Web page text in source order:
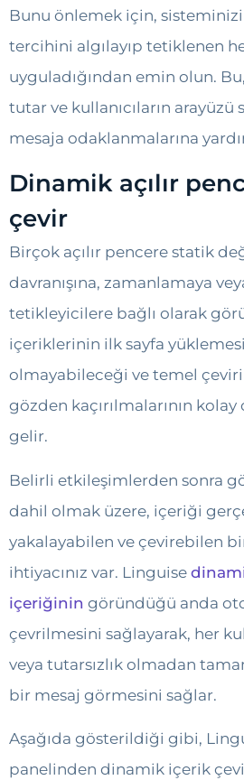
Bunu önlemek için,
tercihini algılayıp tetiklenen
uyguladığından emin olun.
tutar ve kullanıcıların
mesaja odaklanmalarına
Dinamik açılır
çevir
Birçok açılır pencere statik
davranışına, zamanlamaya
tetikleyicilere bağlı olarak
içeriklerinin ilk sayfa
olmayabileceği ve temel
gözden kaçırılmalarının
gelir.
Belirli etkileşimlerden sonra
dahil olmak üzere, içeriği
yakalayabilen ve çevirebilen
ihtiyacınız var. Linguise
içeriğinin göründüğü anda
çevrilmesini sağlayarak, her
veya tutarsızlık olmadan
bir mesaj görmesini sağlar.
Aşağıda gösterildiği gibi,
panelinden dinamik içerik